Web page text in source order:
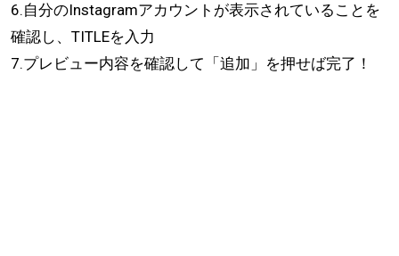
6.自分のInstagramアカウントが表示されていることを
確認し、TITLEを入力
7.プレビュー内容を確認して「追加」を押せば完了！